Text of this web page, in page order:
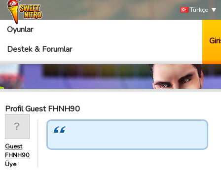
Türkçe
Oyunlar
Destek & Forumlar
Profil Guest FHNH90
Guest
FHNH90
Üye